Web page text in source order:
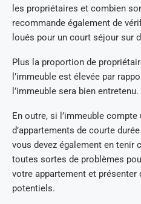
les propriétaires et combien
recommande également de
loués pour un court séjour sur
Plus la proportion de
l’immeuble est élevée par
l’immeuble sera bien entretenu.
En outre, si l’immeuble compte
d’appartements de courte
vous devez également en tenir
toutes sortes de problèmes
votre appartement et
potentiels.